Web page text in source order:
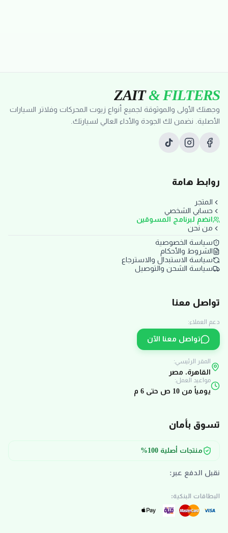
ZAIT& FILTERS
وجهتك الأولى والموثوقة لجميع أنواع زيوت المحركات وفلاتر السيارات
الأصلية. نضمن لك الجودة والأداء العالي لسيارتك.
روابط هامة
المتجر
حسابي الشخصي
انضم لبرنامج المسوقين
من نحن
سياسة الخصوصية
الشروط والأحكام
سياسة الاستبدال والاسترجاع
سياسة الشحن والتوصيل
تواصل معنا
دعم العملاء:
تواصل معنا الآن
المقر الرئيسي:
القاهرة، مصر
مواعيد العمل:
يومياً من 10 ص حتى 6 م
تسوق بأمان
منتجات أصلية 100%
نقبل الدفع عبر:
البطاقات البنكية: